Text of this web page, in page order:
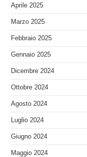
Aprile 2025
Marzo 2025
Febbraio 2025
Gennaio 2025
Dicembre 2024
Ottobre 2024
Agosto 2024
Luglio 2024
Giugno 2024
Maggio 2024